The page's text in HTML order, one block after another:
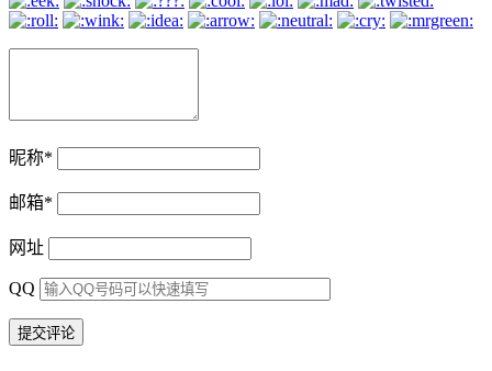
昵称*
邮箱*
网址
QQ